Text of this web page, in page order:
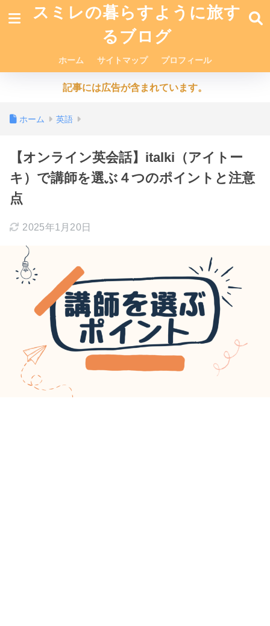
スミレの暮らすように旅す
るブログ
ホーム サイトマップ プロフィール
記事には広告が含まれています。
ホーム 英語
【オンライン英会話】italki（アイトー
キ）で講師を選ぶ４つのポイントと注意
点
2025年1月20日